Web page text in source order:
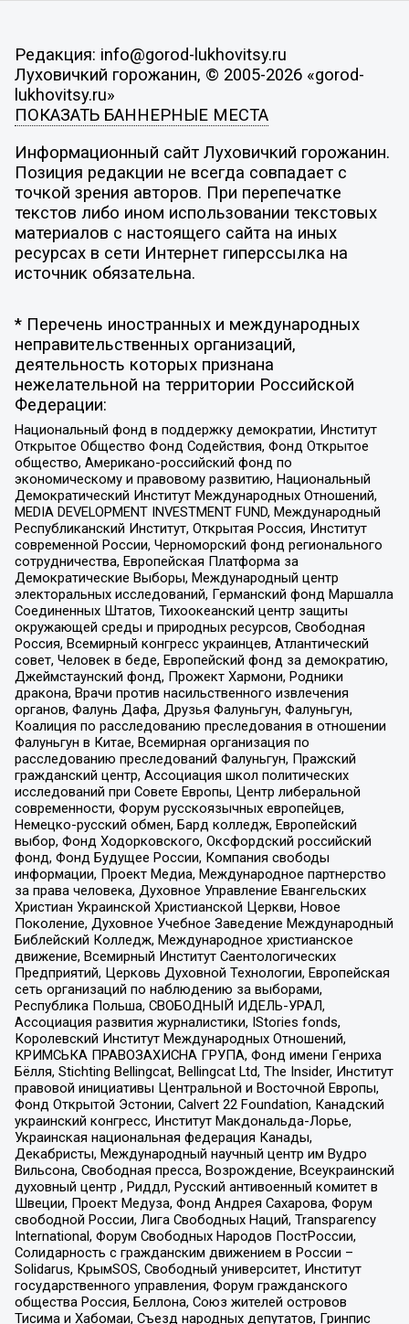
Редакция: info@gorod-lukhovitsy.ru
Луховичкий горожанин, © 2005-2026 «gorod-
lukhovitsy.ru»
ПОКАЗАТЬ БАННЕРНЫЕ МЕСТА
Информационный сайт Луховичкий горожанин.
Позиция редакции не всегда совпадает с
точкой зрения авторов. При перепечатке
текстов либо ином использовании текстовых
материалов с настоящего сайта на иных
ресурсах в сети Интернет гиперссылка на
источник обязательна.
* Перечень иностранных и международных
неправительственных организаций,
деятельность которых признана
нежелательной на территории Российской
Федерации:
Национальный фонд в поддержку демократии, Институт
Открытое Общество Фонд Содействия, Фонд Открытое
общество, Американо-российский фонд по
экономическому и правовому развитию, Национальный
Демократический Институт Международных Отношений,
MEDIA DEVELOPMENT INVESTMENT FUND, Международный
Республиканский Институт, Открытая Россия, Институт
современной России, Черноморский фонд регионального
сотрудничества, Европейская Платформа за
Демократические Выборы, Международный центр
электоральных исследований, Германский фонд Маршалла
Соединенных Штатов, Тихоокеанский центр защиты
окружающей среды и природных ресурсов, Свободная
Россия, Всемирный конгресс украинцев, Атлантический
совет, Человек в беде, Европейский фонд за демократию,
Джеймстаунский фонд, Прожект Хармони, Родники
дракона, Врачи против насильственного извлечения
органов, Фалунь Дафа, Друзья Фалуньгун, Фалуньгун,
Коалиция по расследованию преследования в отношении
Фалуньгун в Китае, Всемирная организация по
расследованию преследований Фалуньгун, Пражский
гражданский центр, Ассоциация школ политических
исследований при Совете Европы, Центр либеральной
современности, Форум русскоязычных европейцев,
Немецко-русский обмен, Бард колледж, Европейский
выбор, Фонд Ходорковского, Оксфордский российский
фонд, Фонд Будущее России, Компания свободы
информации, Проект Медиа, Международное партнерство
за права человека, Духовное Управление Евангельских
Христиан Украинской Христианской Церкви, Новое
Поколение, Духовное Учебное Заведение Международный
Библейский Колледж, Международное христианское
движение, Всемирный Институт Саентологических
Предприятий, Церковь Духовной Технологии, Европейская
сеть организаций по наблюдению за выборами,
Республика Польша, СВОБОДНЫЙ ИДЕЛЬ-УРАЛ,
Ассоциация развития журналистики, IStories fonds,
Королевский Институт Международных Отношений,
КРИМСЬКА ПРАВОЗАХИСНА ГРУПА, Фонд имени Генриха
Бёлля, Stichting Bellingcat, Bellingcat Ltd, The Insider, Институт
правовой инициативы Центральной и Восточной Европы,
Фонд Открытой Эстонии, Calvert 22 Foundation, Канадский
украинский конгресс, Институт Макдональда-Лорье,
Украинская национальная федерация Канады,
Декабристы, Международный научный центр им Вудро
Вильсона, Свободная пресса, Возрождение, Всеукраинский
духовный центр , Риддл, Русский антивоенный комитет в
Швеции, Проект Медуза, Фонд Андрея Сахарова, Форум
свободной России, Лига Свободных Наций, Transparеncy
International, Форум Свободных Народов ПостРоссии,
Солидарность с гражданским движением в России –
Solidarus, КрымSOS, Свободный университет, Институт
государственного управления, Форум гражданского
общества Россия, Беллона, Союз жителей островов
Тисима и Хабомаи, Съезд народных депутатов, Гринпис